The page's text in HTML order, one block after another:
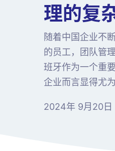
理的复
随着中国企业不
的员工，团队管
班牙作为一个重
企业而言显得尤为
2024年 9月20日